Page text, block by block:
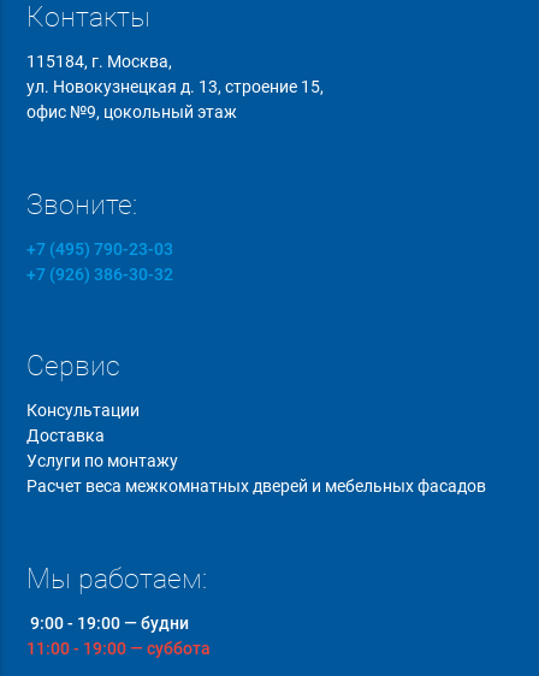
Контакты
115184, г. Москва,
ул. Новокузнецкая д. 13, строение 15,
офис №9, цокольный этаж
Звоните:
+7 (495) 790-23-03
+7 (926) 386-30-32
Сервис
Консультации
Доставка
Услуги по монтажу
Расчет веса межкомнатных дверей и мебельных фасадов
Мы работаем:
9:00 - 19:00 — будни
11:00 - 19:00 — суббота